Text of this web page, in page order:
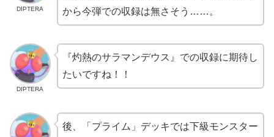
DIPTERA
から今弾での収録は無さそう……。
DIPTERA
『灼熱のサラマンデウス』での収録に期待し
たいですね！！
後、「プライム」デッキでは下級モンスター